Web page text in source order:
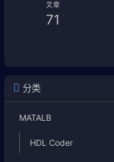
文章
71
分类
MATALB
HDL Coder